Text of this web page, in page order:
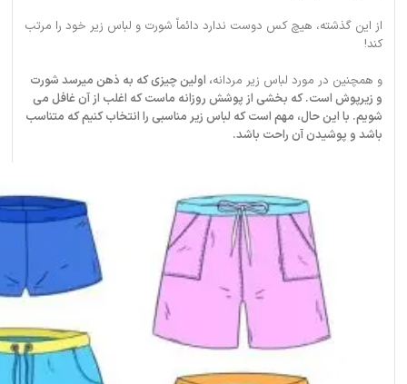
از این گذشته، هیچ کس دوست ندارد دائماً شورت و لباس زیر خود را مرتب
کند!
و همچنین در مورد لباس زیر مردانه، اولین چیزی که به ذهن میرسد شورت
و زیرپوش است. که بخشی از پوشش روزانه ماست که اغلب از آن غافل می
شویم. با این حال، مهم است که لباس زیر مناسبی را انتخاب کنیم که متناسب
باشد و پوشیدن آن راحت باشد.